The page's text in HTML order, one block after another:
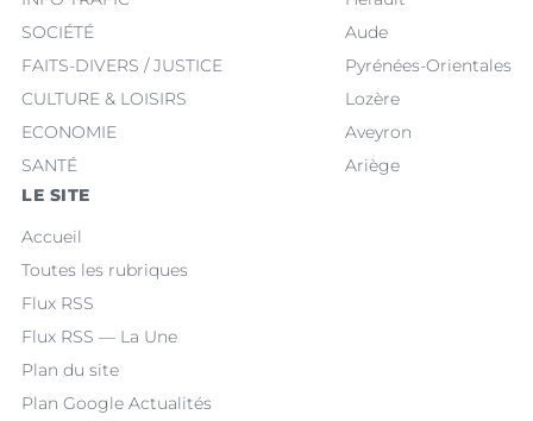
SOCIÉTÉ
FAITS-DIVERS / JUSTICE
CULTURE & LOISIRS
ECONOMIE
SANTÉ
Aude
Pyrénées-Orientales
Lozère
Aveyron
Ariège
LE SITE
Accueil
Toutes les rubriques
Flux RSS
Flux RSS — La Une
Plan du site
Plan Google Actualités